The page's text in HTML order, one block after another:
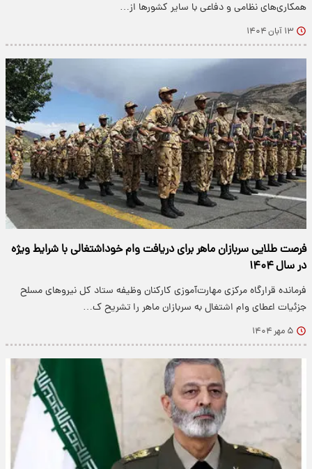
همکاری‌های نظامی و دفاعی با سایر کشورها از…
۱۳ آبان ۱۴۰۴
فرصت طلایی سربازان ماهر برای دریافت وام خوداشتغالی با شرایط ویژه
در سال ۱۴۰۴
فرمانده قرارگاه مرکزی مهارت‌آموزی کارکنان وظیفه ستاد کل نیروهای مسلح
جزئیات اعطای وام اشتغال به سربازان ماهر را تشریح ک…
۵ مهر ۱۴۰۴